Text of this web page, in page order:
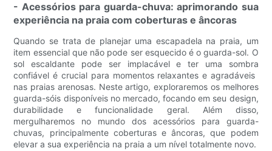
- Acessórios para guarda-chuva: aprimorando sua
experiência na praia com coberturas e âncoras
Quando se trata de planejar uma escapadela na praia, um
item essencial que não pode ser esquecido é o guarda-sol. O
sol escaldante pode ser implacável e ter uma sombra
confiável é crucial para momentos relaxantes e agradáveis ​​
nas praias arenosas. Neste artigo, exploraremos os melhores
guarda-sóis disponíveis no mercado, focando em seu design,
durabilidade e funcionalidade geral. Além disso,
mergulharemos no mundo dos acessórios para guarda-
chuvas, principalmente coberturas e âncoras, que podem
elevar a sua experiência na praia a um nível totalmente novo.